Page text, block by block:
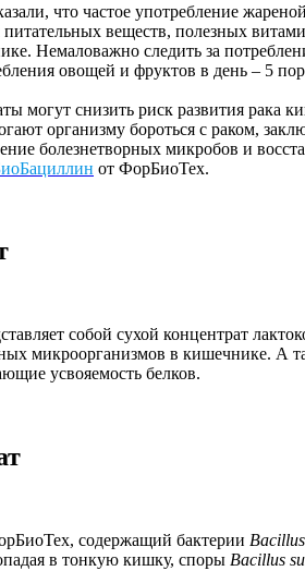
что частое употребление
веществ, полезных
Немаловажно следить за
овощей и фруктов в день – 5
снизить риск развития рака
организму бороться с раком,
болезнетворных микробов и
от ФорБиоТех.
собой сухой концентрат
микроорганизмов в кишечнике.
усвояемость белков.
содержащий бактерии
в тонкую кишку, споры Bacillus